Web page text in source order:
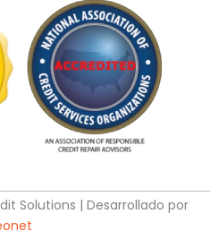
Solutions | Desarrollado por